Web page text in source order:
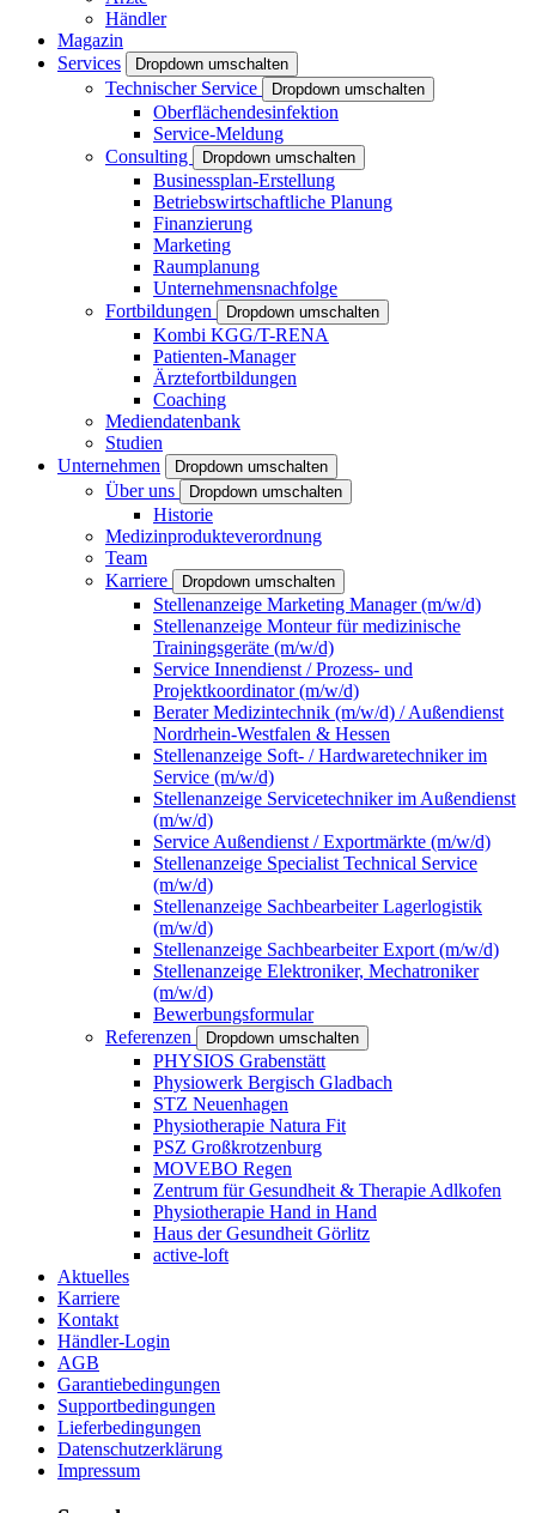
Händler
Magazin
Services
Dropdown umschalten
Technischer Service Dropdown umschalten
Oberflächendesinfektion
Service-Meldung
Consulting
Dropdown umschalten
Businessplan-Erstellung
Betriebswirtschaftliche Planung
Finanzierung
Marketing
Raumplanung
Unternehmensnachfolge
Fortbildungen
Dropdown umschalten
Kombi KGG/T-RENA
Patienten-Manager
Ärztefortbildungen
Coaching
Mediendatenbank
Studien
Unternehmen
Dropdown umschalten
Über uns Dropdown umschalten
Historie
Medizinprodukteverordnung
Team
Karriere
Dropdown umschalten
Stellenanzeige Marketing Manager (m/w/d)
Stellenanzeige Monteur für medizinische
Trainingsgeräte (m/w/d)
Service Innendienst / Prozess- und
Projektkoordinator (m/w/d)
Berater Medizintechnik (m/w/d) / Außendienst
Nordrhein-Westfalen & Hessen
Stellenanzeige Soft- / Hardwaretechniker im
Service (m/w/d)
Stellenanzeige Servicetechniker im Außendienst
(m/w/d)
Service Außendienst / Exportmärkte (m/w/d)
Stellenanzeige Specialist Technical Service
(m/w/d)
Stellenanzeige Sachbearbeiter Lagerlogistik
(m/w/d)
Stellenanzeige Sachbearbeiter Export (m/w/d)
Stellenanzeige Elektroniker, Mechatroniker
(m/w/d)
Bewerbungsformular
Referenzen
Dropdown umschalten
PHYSIOS Grabenstätt
Physiowerk Bergisch Gladbach
STZ Neuenhagen
Physiotherapie Natura Fit
PSZ Großkrotzenburg
MOVEBO Regen
Zentrum für Gesundheit & Therapie Adlkofen
Physiotherapie Hand in Hand
Haus der Gesundheit Görlitz
active-loft
Aktuelles
Karriere
Kontakt
Händler-Login
AGB
Garantiebedingungen
Supportbedingungen
Lieferbedingungen
Datenschutzerklärung
Impressum